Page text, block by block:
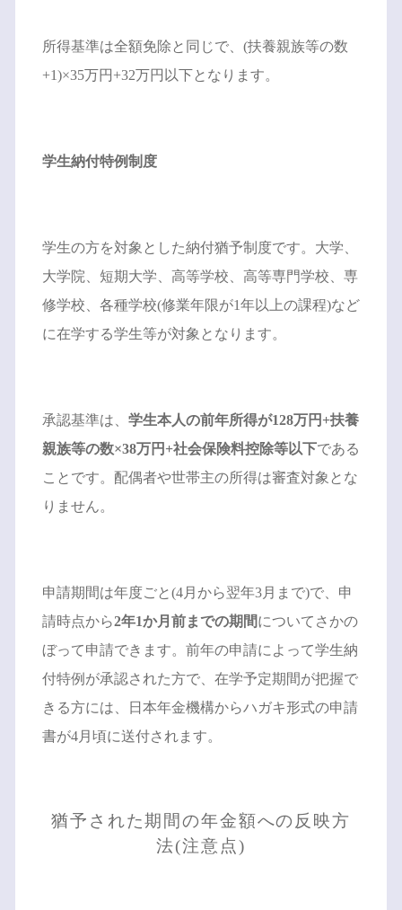
所得基準は全額免除と同じで、(扶養親族等の数
+1)×35万円+32万円以下となります。
学生納付特例制度
学生の方を対象とした納付猶予制度です。大学、
大学院、短期大学、高等学校、高等専門学校、専
修学校、各種学校(修業年限が1年以上の課程)など
に在学する学生等が対象となります。
承認基準は、 学生本人の前年所得が128万円+扶養
親族等の数×38万円+社会保険料控除等以下である
ことです。配偶者や世帯主の所得は審査対象とな
りません。
申請期間は年度ごと(4月から翌年3月まで)で、申
請時点から2年1か月前までの期間についてさかの
ぼって申請できます。前年の申請によって学生納
付特例が承認された方で、在学予定期間が把握で
きる方には、日本年金機構からハガキ形式の申請
書が4月頃に送付されます。
猶予された期間の年金額への反映方
法(注意点)